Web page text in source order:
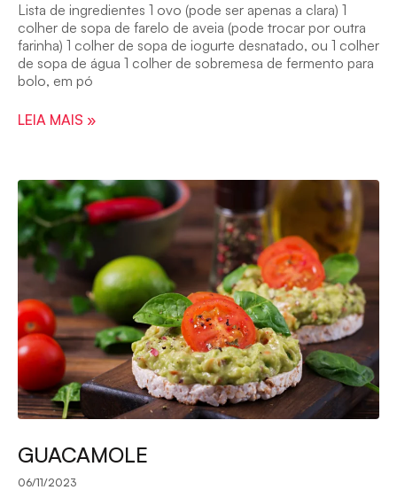
Lista de ingredientes 1 ovo (pode ser apenas a clara) 1
colher de sopa de farelo de aveia (pode trocar por outra
farinha) 1 colher de sopa de iogurte desnatado, ou 1 colher
de sopa de água 1 colher de sobremesa de fermento para
bolo, em pó
LEIA MAIS »
GUACAMOLE
06/11/2023